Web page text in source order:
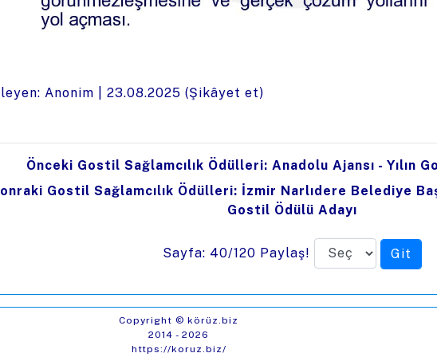
Anonim | 23.08.2025 (Şikâyet et)
Önceki Gostil Sağlamcılık Ödülleri: Anadolu Ajansı - Yılın
Gostil Sağlamcılık Ödülleri: İzmir Narlıdere Belediye
Gostil Ödülü Adayı
Sayfa: 40/120 Paylaş!
Copyright © körüz.biz
2014 - 2026
https://koruz.biz/